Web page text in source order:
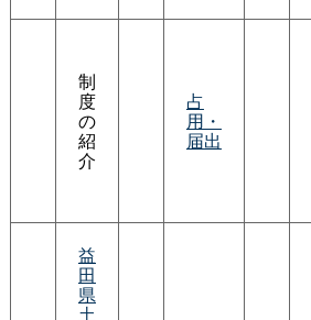
制
度
の
紹
介
占
用・
届出
益
田
県
土